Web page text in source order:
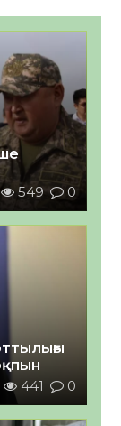
549 0
441 0